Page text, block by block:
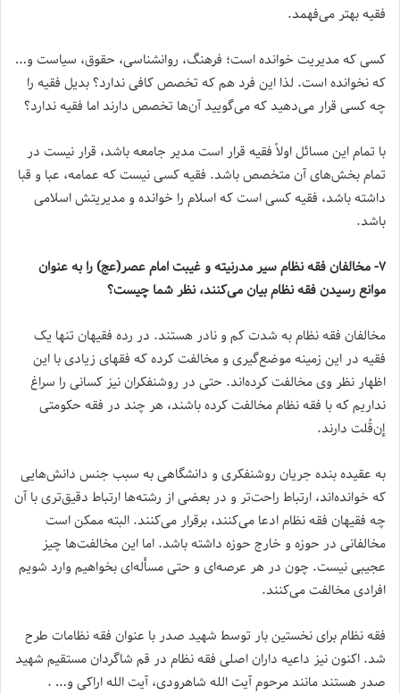
فقیه بهتر می‌فهمد.
کسی که مدیریت خوانده است؛ فرهنگ، روانشناسی، حقوق، سیاست و…
که نخوانده است. لذا این فرد هم که تخصص کافی ندارد؟ بدیل فقیه را
چه کسی قرار می‌دهید که می‌گویید آن‌ها تخصص دارند اما فقیه ندارد؟
با تمام این مسائل اولاً فقیه قرار است مدیر جامعه باشد، قرار نیست در
تمام بخش‌های آن متخصص باشد. فقیه کسی نیست که عمامه، عبا و قبا
داشته باشد، فقیه کسی است که اسلام را خوانده و مدیریتش اسلامی
باشد.
۷- مخالفان فقه نظام سیر مدرنیته و غیبت امام عصر(عج) را به عنوان
موانع رسیدن فقه نظام بیان می‌کنند، نظر شما چیست؟
مخالفان فقه نظام به شدت کم و نادر هستند. در رده فقیهان تنها یک
فقیه در این زمینه موضع‌گیری و مخالفت کرده که فقهای زیادی با این
اظهار نظر وی مخالفت کرده‌اند. حتی در روشنفکران نیز کسانی را سراغ
نداریم که با فقه نظام مخالفت کرده باشند، هر چند در فقه حکومتی
إن‌قُلت دارند.
به عقیده بنده جریان روشنفکری و دانشگاهی به سبب جنس دانش‌هایی
که خوانده‌اند، ارتباط راحت‌تر و در بعضی از رشته‌ها ارتباط دقیق‌تری با آن
چه فقیهان فقه نظام ادعا می‌کنند، برقرار می‌کنند. البته ممکن است
مخالفانی در حوزه و خارج حوزه داشته باشد. اما این مخالفت‌ها چیز
عجیبی نیست. چون در هر عرصه‌ای و حتی مسأله‌ای بخواهیم وارد شویم
افرادی مخالفت می‌کنند.
فقه نظام برای نخستین بار توسط شهید صدر با عنوان فقه نظامات طرح
شد. اکنون نیز داعیه داران اصلی فقه نظام در قم شاگردان مستقیم شهید
صدر هستند مانند مرحوم آیت الله شاهرودی، آیت الله اراکی و… .